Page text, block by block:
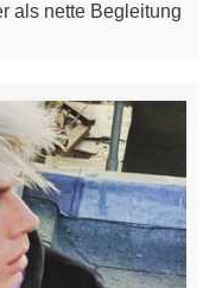
als nette Begleitung